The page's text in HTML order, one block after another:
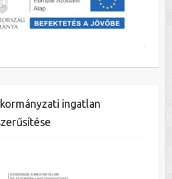
ingatlan